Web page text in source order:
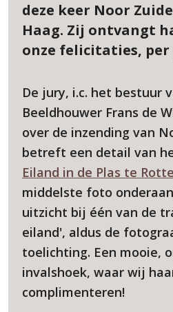
deze keer Noor
Haag. Zij ontvangt
onze felicitaties, per
De jury, i.c. het bestuur
Beeldhouwer Frans de
over de inzending van
betreft een detail van
Eiland in de Plas te
middelste foto onderaan
uitzicht bij één van de
eiland', aldus de
toelichting. Een mooie,
invalshoek, waar wij
complimenteren!